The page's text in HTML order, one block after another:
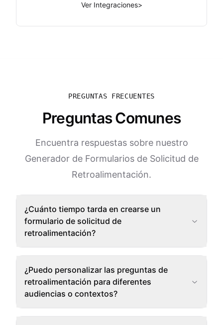
Ver Integraciones>
PREGUNTAS FRECUENTES
Preguntas Comunes
Encuentra respuestas sobre nuestro
Generador de Formularios de Solicitud de
Retroalimentación.
¿Cuánto tiempo tarda en crearse un
formulario de solicitud de
retroalimentación?
¿Puedo personalizar las preguntas de
retroalimentación para diferentes
audiencias o contextos?